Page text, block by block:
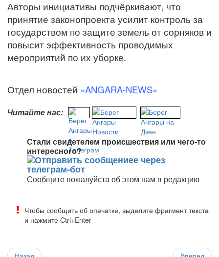
Авторы инициативы подчёркивают, что
принятие законопроекта усилит контроль за
государством по защите земель от сорняков и
повысит эффективность проводимых
мероприятий по их уборке.
Отдел новостей «ANGARA-NEWS»
Читайте нас:
Стали свидетелем происшествия или чего-то
интересного?
Сообщите пожалуйста об этом нам в редакцию
Чтобы сообщить об опечатке, выделите фрагмент текста
и нажмите Ctrl+Enter